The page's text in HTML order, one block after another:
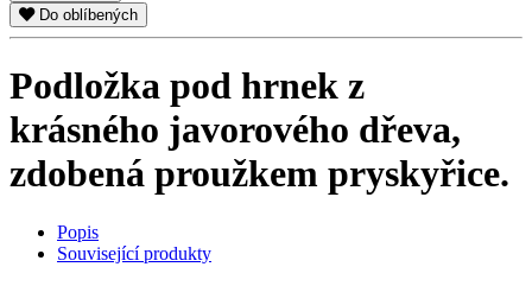
Do oblíbených
Podložka pod hrnek z
krásného javorového dřeva,
zdobená proužkem pryskyřice.
Popis
Související produkty